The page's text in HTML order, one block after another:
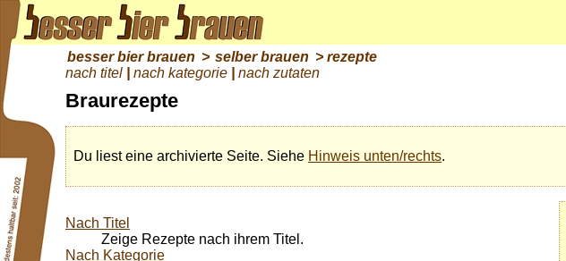
besser bier brauen > selber brauen > rezepte
nach titel
nach kategorie nach zutaten
Braurezepte
Du liest eine archivierte Seite. Siehe Hinweis unten/rechts.
Nach Titel
Zeige Rezepte nach ihrem Titel.
Nach Kategorie